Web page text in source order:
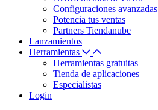
Configuraciones avanzadas
Potencia tus ventas
Partners Tiendanube
Lanzamientos
Herramientas
Herramientas gratuitas
Tienda de aplicaciones
Especialistas
Login